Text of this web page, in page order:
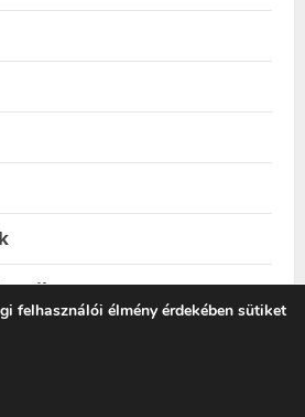
felhasználói élmény érdekében sütiket